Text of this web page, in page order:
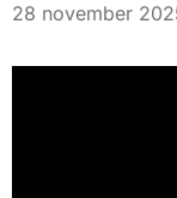
28 november